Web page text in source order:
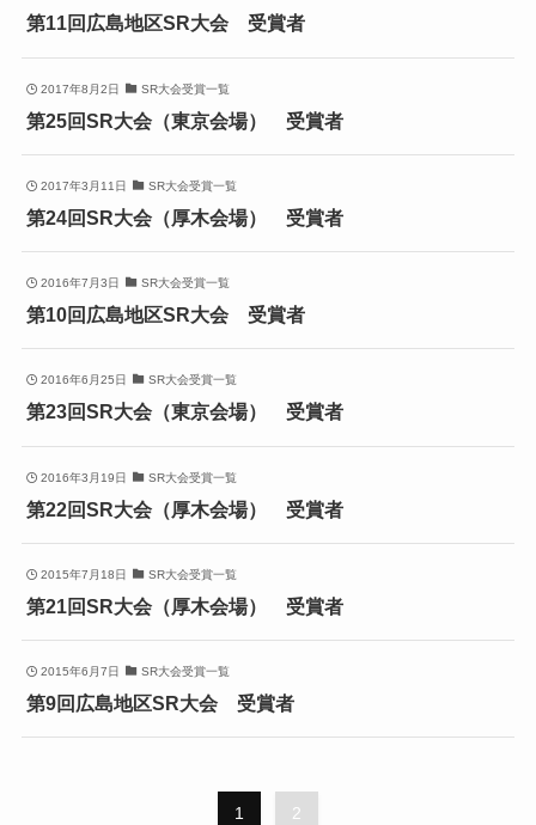
第11回広島地区SR大会 受賞者
2017年8月2日 SR大会受賞一覧
第25回SR大会（東京会場） 受賞者
2017年3月11日 SR大会受賞一覧
第24回SR大会（厚木会場） 受賞者
2016年7月3日 SR大会受賞一覧
第10回広島地区SR大会 受賞者
2016年6月25日 SR大会受賞一覧
第23回SR大会（東京会場） 受賞者
2016年3月19日 SR大会受賞一覧
第22回SR大会（厚木会場） 受賞者
2015年7月18日 SR大会受賞一覧
第21回SR大会（厚木会場） 受賞者
2015年6月7日 SR大会受賞一覧
第9回広島地区SR大会 受賞者
1 2